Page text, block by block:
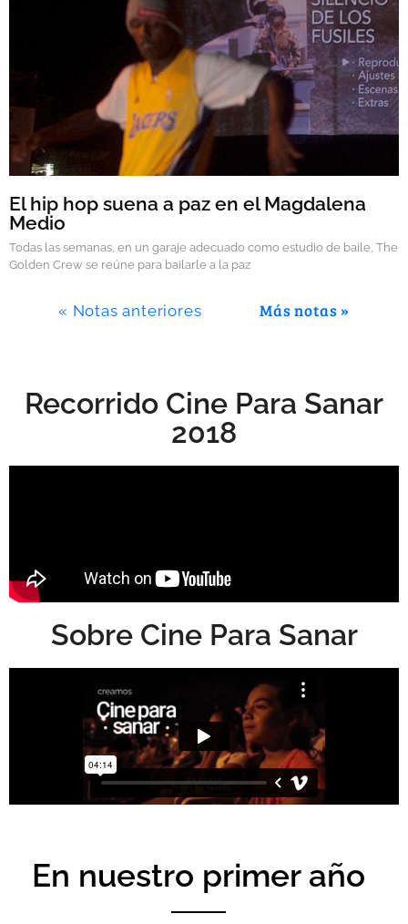
El hip hop suena a paz en el Magdalena
Medio
Todas las semanas, en un garaje adecuado como estudio de baile, The
Golden Crew se reúne para bailarle a la paz
« Notas anteriores Más notas »
Recorrido Cine Para Sanar
2018
Sobre Cine Para Sanar
En nuestro primer año